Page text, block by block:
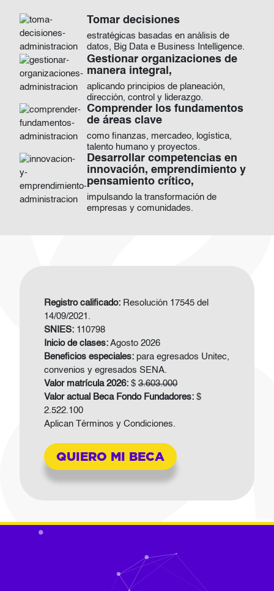
Imagen Tomar decisiones
estratégicas basadas en análisis de
datos, Big Data e Business Intelligence.
Imagen
Gestionar organizaciones de
manera integral,
aplicando principios de planeación,
dirección, control y liderazgo.
Imagen
Comprender los fundamentos
de áreas clave
como finanzas, mercadeo, logística,
talento humano y proyectos.
Imagen
Desarrollar competencias en
innovación, emprendimiento y
pensamiento crítico,
impulsando la transformación de
empresas y comunidades.
Registro calificado: Resolución 17545 del
14/09/2021.
SNIES: 110798
Inicio de clases: Agosto 2026
Beneficios especiales: para egresados Unitec,
convenios y egresados SENA.
Valor matrícula 2026: $3.603.000
Valor actual Beca Fondo Fundadores: $
2.522.100
Aplican Términos y Condiciones.
QUIERO MI BECA